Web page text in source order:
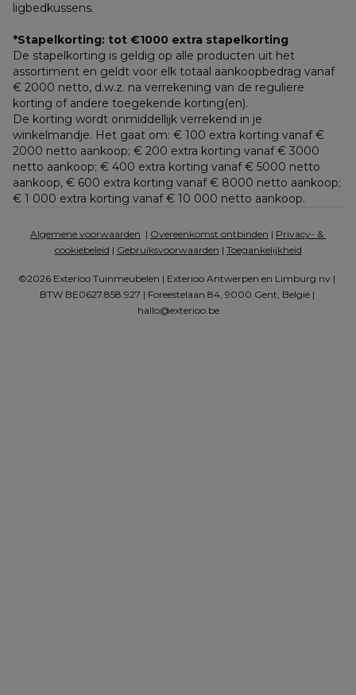
ligbedkussens.
*Stapelkorting: tot €1000 extra stapelkorting
De stapelkorting is geldig op alle producten uit het
assortiment en geldt voor elk totaal aankoopbedrag vanaf
€ 2000 netto, d.w.z. na verrekening van de reguliere
korting of andere toegekende korting(en).
De korting wordt onmiddellijk verrekend in je
winkelmandje. Het gaat om: € 100 extra korting vanaf €
2000 netto aankoop; € 200 extra korting vanaf € 3000
netto aankoop; € 400 extra korting vanaf € 5000 netto
aankoop, € 600 extra korting vanaf € 8000 netto aankoop;
€ 1 000 extra korting vanaf € 10 000 netto aankoop.
Algemene voorwaarden
  |
Overeenkomst ontbinden | Privacy- &
cookiebeleid | Gebruiksvoorwaarden | Toegankelijkheid
©2026 Exterioo Tuinmeubelen | Exterioo Antwerpen en Limburg nv |
hallo@exterioo.be